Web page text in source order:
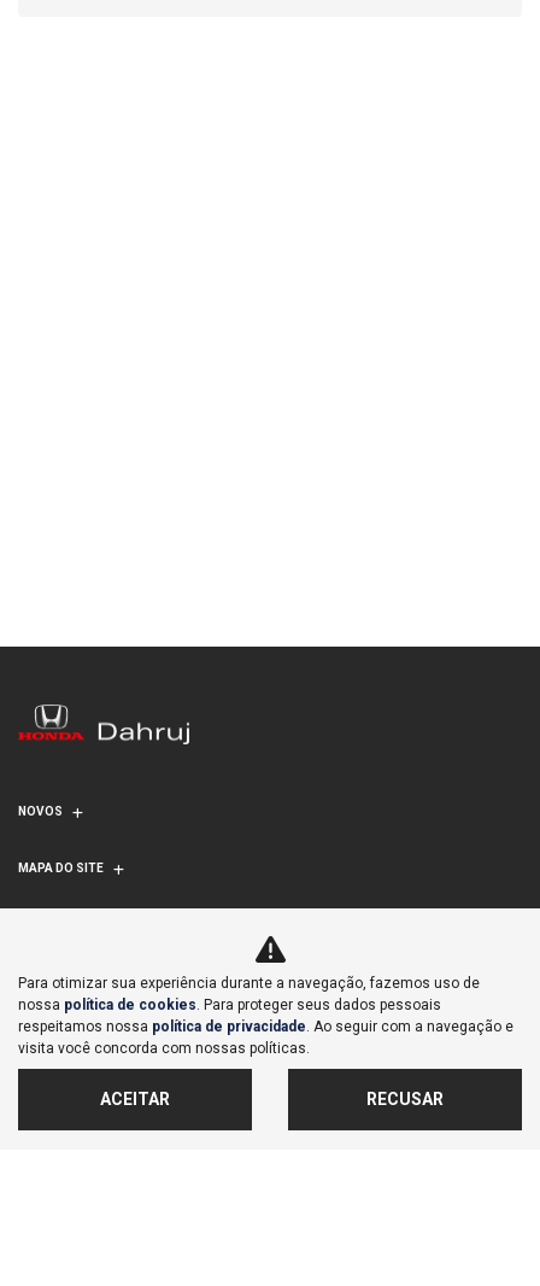
NOVOS
MAPA DO SITE
CMD AUTOMÓVEIS LTDA
CNPJ: 07.023.175/0004-06
No trânsito, enxergar o outro salva
Para otimizar sua experiência durante a navegação, fazemos uso de
nossa política de cookies. Para proteger seus dados pessoais
respeitamos nossa política de privacidade. Ao seguir com a navegação e
visita você concorda com nossas políticas.
ACEITAR RECUSAR